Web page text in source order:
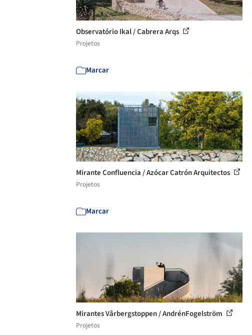
Observatório Ikal / Cabrera Arqs
Projetos
Marcar
Mirante Confluencia / Azócar Catrón Arquitectos
Projetos
Marcar
Mirantes Vårbergstoppen / AndrénFogelström
Projetos